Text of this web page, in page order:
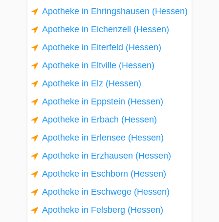
Apotheke in Ehringshausen (Hessen)
Apotheke in Eichenzell (Hessen)
Apotheke in Eiterfeld (Hessen)
Apotheke in Eltville (Hessen)
Apotheke in Elz (Hessen)
Apotheke in Eppstein (Hessen)
Apotheke in Erbach (Hessen)
Apotheke in Erlensee (Hessen)
Apotheke in Erzhausen (Hessen)
Apotheke in Eschborn (Hessen)
Apotheke in Eschwege (Hessen)
Apotheke in Felsberg (Hessen)